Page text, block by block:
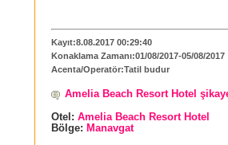
Kayıt:8.08.2017 00:29:40
Konaklama Zamanı:01/08/2017-05/08/2017
Acenta/Operatör:Tatil budur
Amelia Beach Resort Hotel
Otel: Amelia Beach Resort Hotel
Bölge: Manavgat